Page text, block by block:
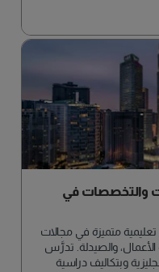
والتخصصات في
تعليمية متميزة في مجالات
والصيدلة. تدرَّس
وبتكاليف دراسية